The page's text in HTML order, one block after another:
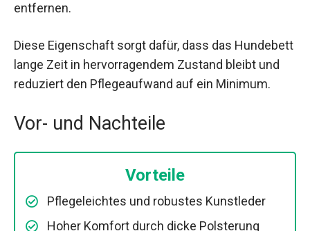
entfernen.
Diese Eigenschaft sorgt dafür, dass das Hundebett
lange Zeit in hervorragendem Zustand bleibt und
reduziert den Pflegeaufwand auf ein Minimum.
Vor- und Nachteile
Vorteile
Pflegeleichtes und robustes Kunstleder
Hoher Komfort durch dicke Polsterung